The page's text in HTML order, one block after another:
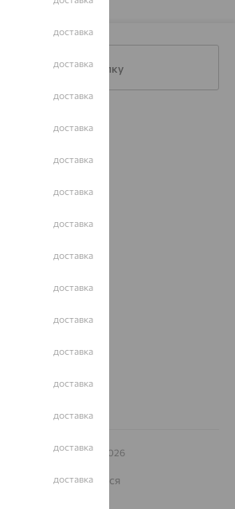
на рассылку
«Кристалл»,2009 – 2026
применяются
доставка
доставка
доставка
доставка
доставка
доставка
доставка
доставка
доставка
доставка
доставка
доставка
доставка
доставка
доставка